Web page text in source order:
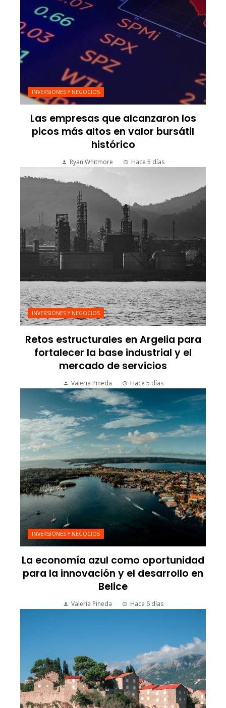
INVERSIONES Y NEGOCIOS
Las empresas que alcanzaron los
picos más altos en valor bursátil
histórico
Ryan Whitmore Hace 5 días
INVERSIONES Y NEGOCIOS
Retos estructurales en Argelia para
fortalecer la base industrial y el
mercado de servicios
Valeria Pineda Hace 5 días
INVERSIONES Y NEGOCIOS
La economía azul como oportunidad
para la innovación y el desarrollo en
Belice
Valeria Pineda Hace 6 días